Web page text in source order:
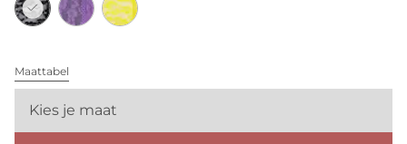
Maattabel
Kies je maat